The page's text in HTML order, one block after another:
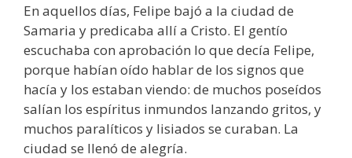
En aquellos días, Felipe bajó a la ciudad de
Samaria y predicaba allí a Cristo. El gentío
escuchaba con aprobación lo que decía Felipe,
porque habían oído hablar de los signos que
hacía y los estaban viendo: de muchos poseídos
salían los espíritus inmundos lanzando gritos, y
muchos paralíticos y lisiados se curaban. La
ciudad se llenó de alegría.